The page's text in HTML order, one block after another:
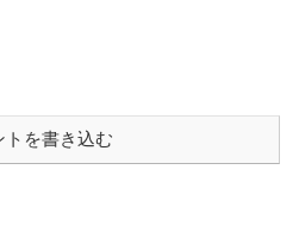
トを書き込む